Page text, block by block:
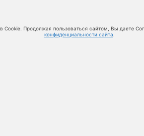
Продолжая пользоваться сайтом, Вы даете
конфиденциальности сайта